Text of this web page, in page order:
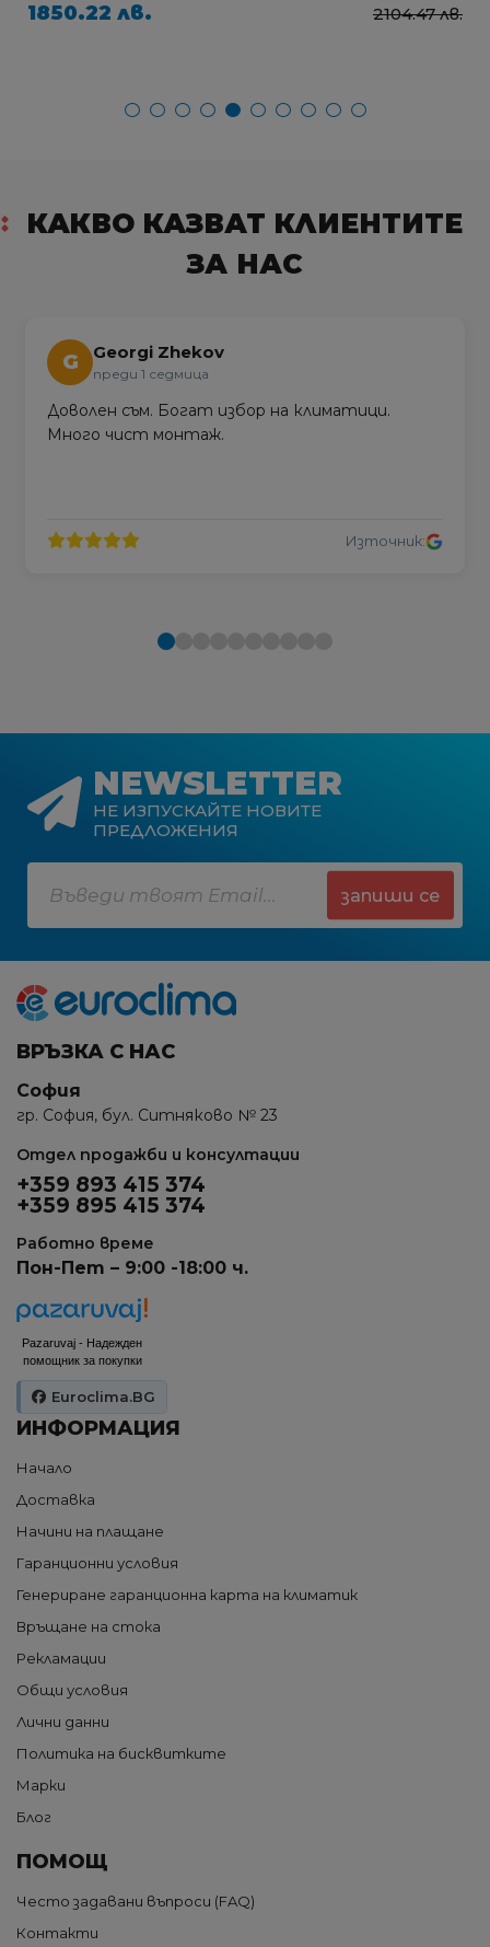
1850.22 лв. 2104.47 лв.
КАКВО КАЗВАТ КЛИЕНТИТЕ
ЗА НАС
G Georgi Zhekov
преди 1 седмица
Доволен съм. Богат избор на климатици.
Много чист монтаж.
Източник:
NEWSLETTER
НЕ ИЗПУСКАЙТЕ НОВИТЕ
ПРЕДЛОЖЕНИЯ
запиши се
ВРЪЗКА С НАС
София
гр. София, бул. Ситняково № 23
Отдел продажби и консултации
+359 893 415 374
+359 895 415 374
Работно време
Пон-Пет – 9:00 -18:00 ч.
Pazaruvaj - Надежден
помощник за покупки
Euroclima.BG
ИНФОРМАЦИЯ
Начало
Доставка
Начини на плащане
Гаранционни условия
Генериране гаранционна карта на климатик
Връщане на стока
Рекламации
Общи условия
Лични данни
Политика на бисквитките
Марки
Блог
ПОМОЩ
Често задавани въпроси (FAQ)
Контакти